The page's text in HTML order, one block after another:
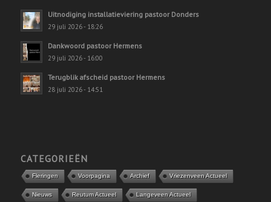
Uitnodiging installatieviering pastoor Donders
29 juli 2026 - 18:26
Dankwoord pastoor Hermens
29 juli 2026 - 16:00
Terugblik afscheid pastoor Hermens
28 juli 2026 - 14:51
CATEGORIEËN
Fleringen Voorpagina Archief Vriezenveen Actueel
Nieuws Reutum Actueel Langeveen Actueel